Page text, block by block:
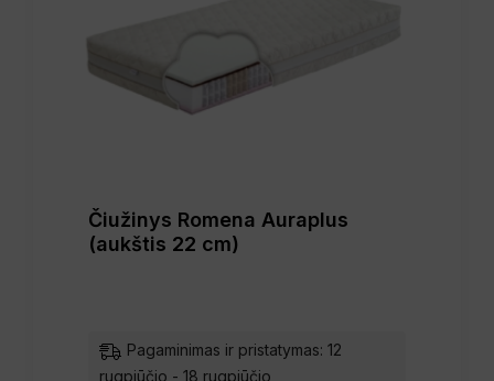
Čiužinys Romena Auraplus
(aukštis 22 cm)
Pagaminimas ir pristatymas: 12
rugpjūčio - 18 rugpjūčio